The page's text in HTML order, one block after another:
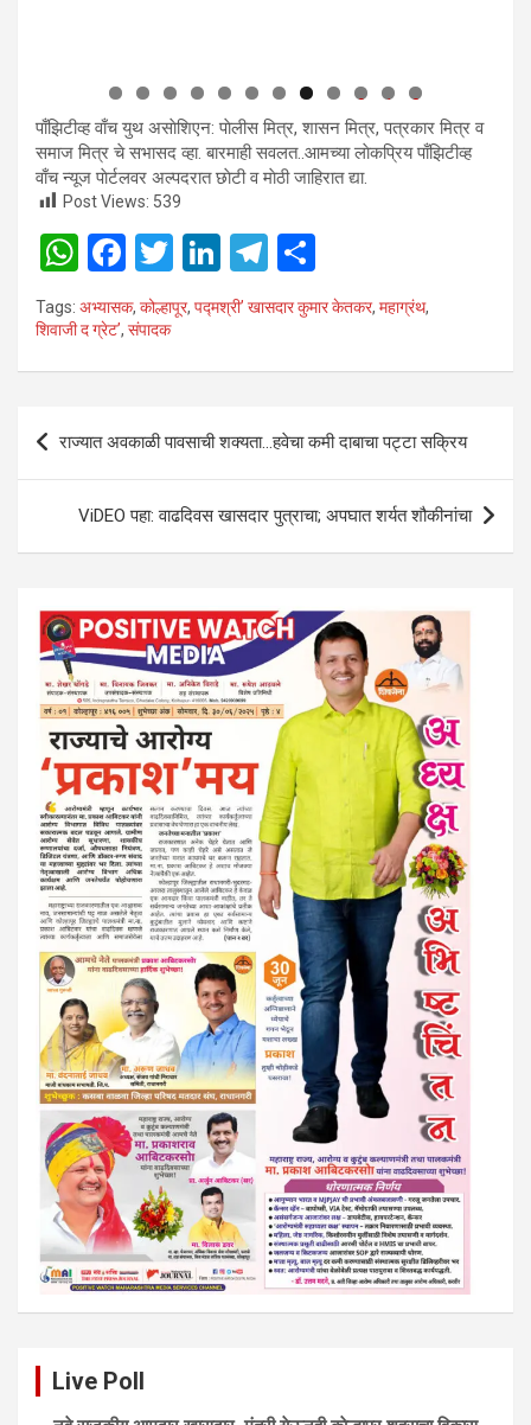
0 1
2
पाँझिटीव्ह वाँच युथ असाेशिएन: पाेलीस मित्र, शासन मित्र, पत्रकार मित्र व
समाज मित्र चे सभासद व्हा. बारमाही सवलत..आमच्या लाेकप्रिय पाँझिटीव्ह
वाँच न्यूज पाेर्टलवर अल्पदरात छाेटी व माेठी जाहिरात द्या.
Post Views: 539
W
h
at
s
p
p
F
a
ce
b
o
k
T
wi
tt
er
Li
n
ke
dI
T
el
e
gr
m
h
ar
e
Tags: अभ्यासक, कोल्हापूर, पद्मश्री’ खासदार कुमार केतकर, महाग्रंथ,
शिवाजी द ग्रेट’, संपादक
Post
navigation
राज्यात अवकाळी पावसाची शक्यता…हवेचा कमी दाबाचा पट्टा सक्रिय
ViDEO पहा: वाढदिवस खासदार पुत्राचा; अपघात शर्यत शौकीनांचा
Live Poll